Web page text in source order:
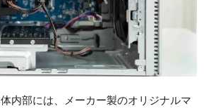
内部には、メーカー製のオリジナルマ